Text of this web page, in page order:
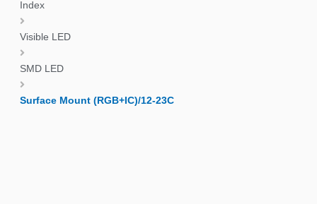
Index
Visible LED
SMD LED
Surface Mount (RGB+IC)/12-23C